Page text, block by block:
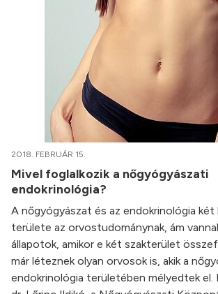
2018. FEBRUÁR 15.
Mivel foglalkozik a nőgyógyászati
endokrinológia?
A nőgyógyászat és az endokrinológia két
területe az orvostudománynak, ám
állapotok, amikor e két szakterület
már léteznek olyan orvosok is, akik a
endokrinológia területében mélyedtek el.